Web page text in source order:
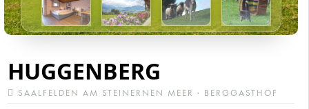
HUGGENBERG
SAALFELDEN AM STEINERNEN MEER · BERGGASTHOF